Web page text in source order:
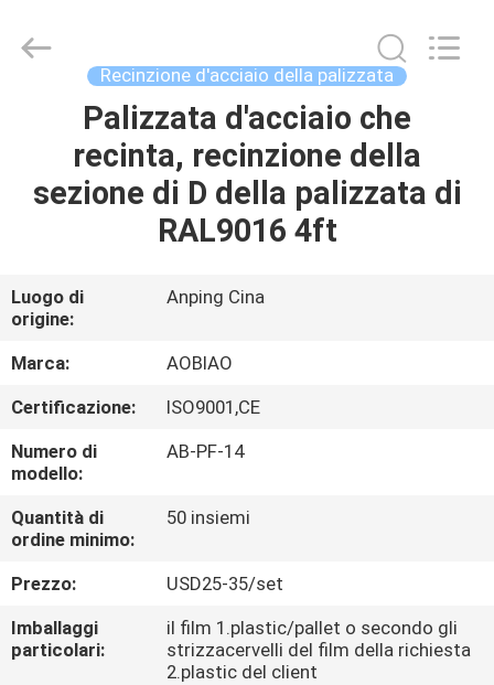
PRODOTTI
NOI
GIRO
DELLA
FABBRICA
CONTROLLO
DI
QUALITÀ
CONTATTICI
Products
Co.,Ltd.
Recinzione d'acciaio della palizzata
Palizzata d'acciaio che
recinta, recinzione della
sezione di D della palizzata di
RAL9016 4ft
Luogo di
origine:
Anping Cina
Marca:
AOBIAO
Certificazione:
ISO9001,CE
Numero di
modello:
AB-PF-14
Quantità di
ordine minimo:
50 insiemi
Prezzo:
USD25-35/set
Imballaggi
particolari:
il film 1.plastic/pallet o secondo gli
strizzacervelli del film della richiesta
2.plastic del client